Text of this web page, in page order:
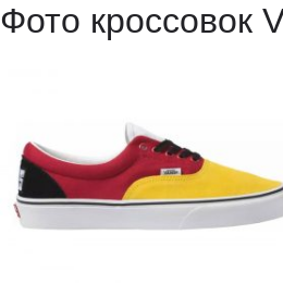
Фото кроссовок